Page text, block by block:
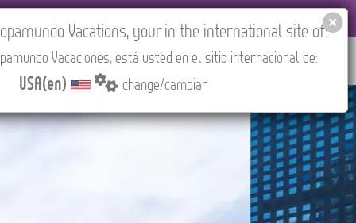
ABOUT US CONTACT Find your Tour
Vacations, your in the international site of:
Vacaciones, está usted en el sitio internacional de:
USA(en) change/cambiar